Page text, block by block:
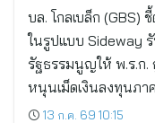
บล. โกลเบล็ก
ในรูปแบบ Sideway
รัฐธรรมนูญให้ พ.ร.ก.
หนุนเม็ดเงินลงทุนภา
13 ก.ค. 69 10:15